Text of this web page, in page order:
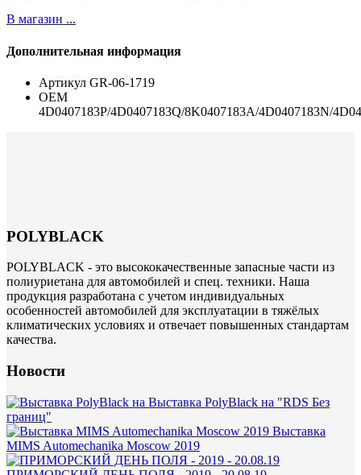
В магазин ...
Дополнительная информация
Артикул GR-06-1719
ОЕМ
4D0407183P/4D0407183Q/8K0407183A/4D0407183N/
POLYBLACK
POLYBLACK - это высококачественные запасные части из
полиуриетана для автомобилей и спец. техники. Наша
продукция разработана с учетом индивидуальных
особенностей автомобилей для эксплуатации в тяжёлых
климатических условиях и отвечает повышенных стандартам
качества.
Новости
Выставка PolyBlack на "RDS Без
границ"
Выставка
MIMS Automechanika Moscow 2019